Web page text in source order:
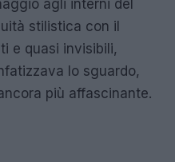
agli interni del
stilistica con il
e quasi invisibili,
lo sguardo,
più affascinante.